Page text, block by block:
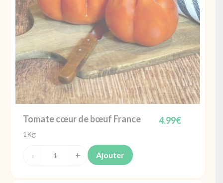
Tomate cœur de bœuf France 4.99€
1Kg
quantité
Ajouter